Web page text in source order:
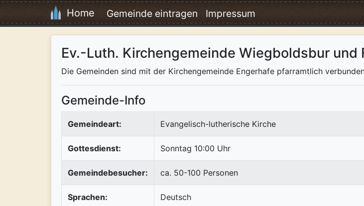
Home Gemeinde eintragen Impressum
Ev.-Luth. Kirchengemeinde Wiegboldsbur und
Die Gemeinden sind mit der Kirchengemeinde Engerhafe pfarramtlich
Gemeinde-Info
Gemeindeart: Evangelisch-lutherische Kirche
Gottesdienst: Sonntag 10:00 Uhr
Gemeindebesucher: ca. 50-100 Personen
Sprachen: Deutsch